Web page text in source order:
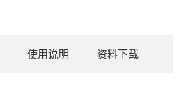
使用说明 资料下载